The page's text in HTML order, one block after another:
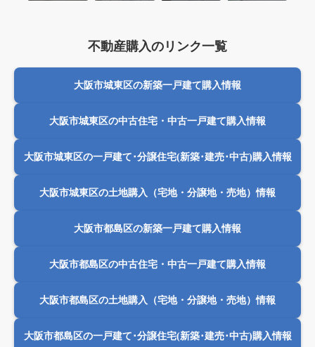
不動産購入のリンク一覧
大阪市城東区の新築一戸建て購入情報
大阪市城東区の中古住宅・中古一戸建て購入情報
大阪市城東区の一戸建て･分譲住宅(新築･建売･中古)購入情報
大阪市城東区の土地購入（宅地・分譲地・売地）情報
大阪市都島区の新築一戸建て購入情報
大阪市都島区の中古住宅・中古一戸建て購入情報
大阪市都島区の土地購入（宅地・分譲地・売地）情報
大阪市都島区の一戸建て･分譲住宅(新築･建売･中古)購入情報